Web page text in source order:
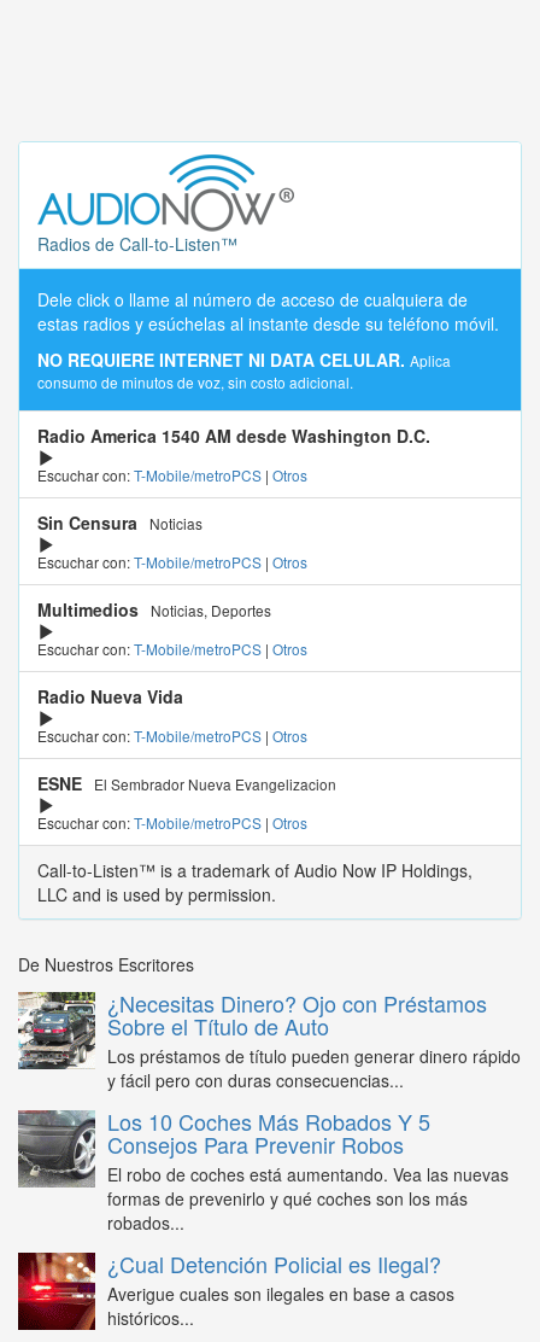
Radios de Call-to-Listen™
Dele click o llame al número de acceso de cualquiera de
estas radios y esúchelas al instante desde su teléfono móvil.
NO REQUIERE INTERNET NI DATA CELULAR. Aplica
consumo de minutos de voz, sin costo adicional.
Radio America 1540 AM desde Washington D.C.
Escuchar con:T-Mobile/metroPCS | Otros
Sin Censura
Noticias
Escuchar con:T-Mobile/metroPCS | Otros
Multimedios
Noticias, Deportes
Escuchar con:T-Mobile/metroPCS | Otros
Radio Nueva Vida
Escuchar con:T-Mobile/metroPCS | Otros
ESNE
El Sembrador Nueva Evangelizacion
Escuchar con:T-Mobile/metroPCS | Otros
Call-to-Listen™ is a trademark of Audio Now IP Holdings,
LLC and is used by permission.
De Nuestros Escritores
¿Necesitas Dinero? Ojo con Préstamos
Sobre el Título de Auto
Los préstamos de título pueden generar dinero rápido
y fácil pero con duras consecuencias...
Los 10 Coches Más Robados Y 5
Consejos Para Prevenir Robos
El robo de coches está aumentando. Vea las nuevas
formas de prevenirlo y qué coches son los más
robados...
¿Cual Detención Policial es Ilegal?
Averigue cuales son ilegales en base a casos
históricos...